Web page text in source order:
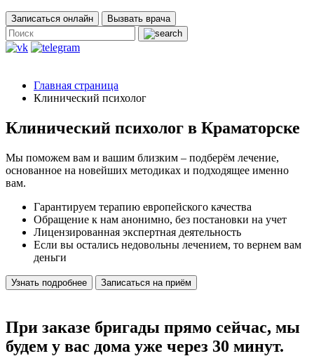
Записаться онлайн Вызвать врача
Главная страница
Клинический психолог
Клинический психолог в Краматорске
Мы поможем вам и вашим близким – подберём лечение,
основанное на новейших методиках и подходящее именно
вам.
Гарантируем терапию европейского качества
Обращение к нам анонимно, без постановки на учет
Лицензированная экспертная деятельность
Если вы остались недовольны лечением, то вернем вам
деньги
Узнать подробнее Записаться на приём
При заказе бригады прямо сейчас, мы
будем у вас дома уже через 30 минут.